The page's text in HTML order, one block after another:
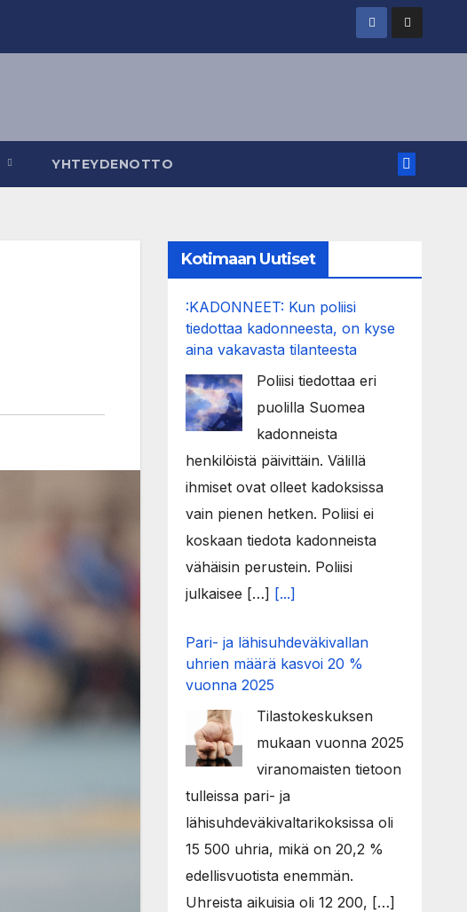
YHTEYDENOTTO
Kotimaan Uutiset
:KADONNEET: Kun poliisi
tiedottaa kadonneesta, on kyse
aina vakavasta tilanteesta
Poliisi tiedottaa eri
puolilla Suomea
kadonneista
henkilöistä päivittäin. Välillä
ihmiset ovat olleet kadoksissa
vain pienen hetken. Poliisi ei
koskaan tiedota kadonneista
vähäisin perustein. Poliisi
julkaisee […] [...]
Pari- ja lähisuhdeväkivallan
uhrien määrä kasvoi 20 %
vuonna 2025
Tilastokeskuksen
mukaan vuonna 2025
viranomaisten tietoon
tulleissa pari- ja
lähisuhdeväkivaltarikoksissa oli
15 500 uhria, mikä on 20,2 %
edellisvuotista enemmän.
Uhreista aikuisia oli 12 200, […]